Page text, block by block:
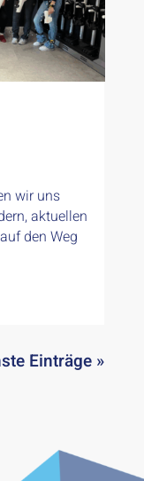
wir uns
aktuellen
den Weg
Einträge »